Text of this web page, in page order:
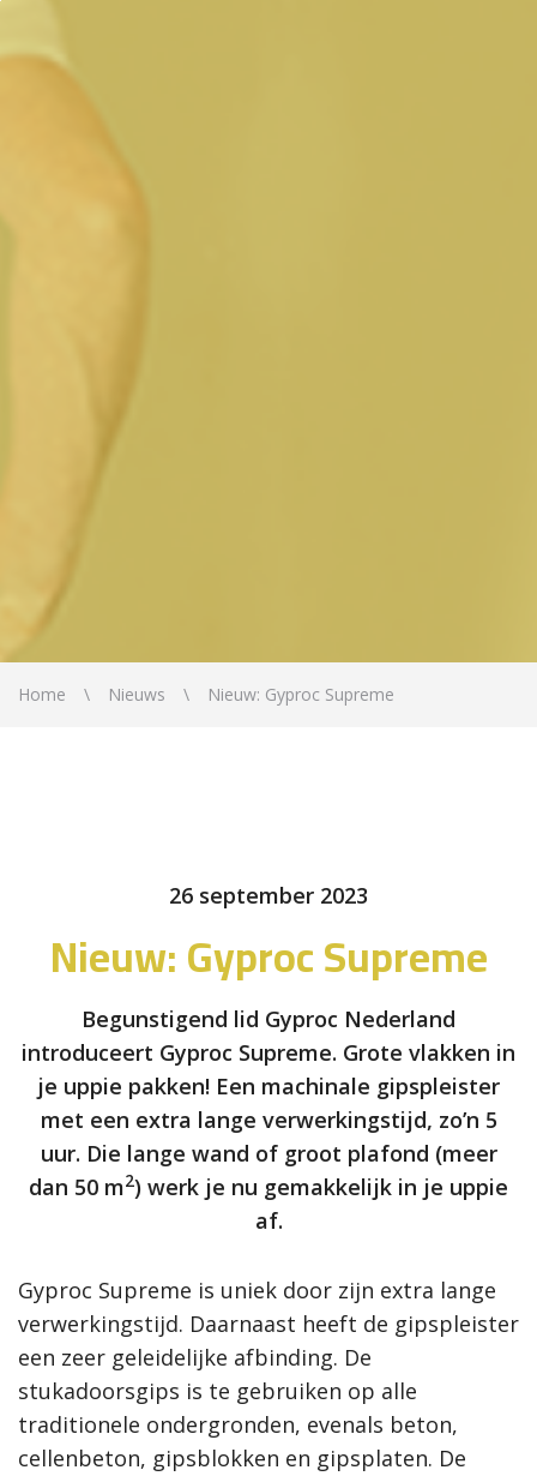
Home Nieuws Nieuw: Gyproc Supreme
26 september 2023
Nieuw: Gyproc Supreme
Begunstigend lid Gyproc Nederland
introduceert Gyproc Supreme. Grote vlakken in
je uppie pakken! Een machinale gipspleister
met een extra lange verwerkingstijd, zo’n 5
uur. Die lange wand of groot plafond (meer
dan 50 m2) werk je nu gemakkelijk in je uppie
af.
Gyproc Supreme is uniek door zijn extra lange
verwerkingstijd. Daarnaast heeft de gipspleister
een zeer geleidelijke afbinding. De
stukadoorsgips is te gebruiken op alle
traditionele ondergronden, evenals beton,
cellenbeton, gipsblokken en gipsplaten. De